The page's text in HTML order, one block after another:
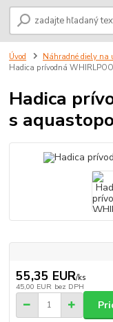
Úvod Náhradné diely na
Hadica prívodná
Hadica
s
55,35 EUR/ks
45,00 EUR bez DPH